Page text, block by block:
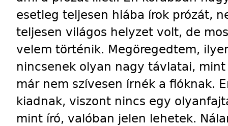
esetleg teljesen hiába írok prózát,
teljesen világos helyzet volt, de
velem történik. Megöregedtem,
nincsenek olyan nagy távlatai,
már nem szívesen írnék a fióknak.
kiadnak, viszont nincs egy
mint író, valóban jelen lehetek.